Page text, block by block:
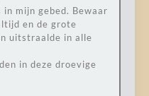
mijn gebed. Bewaar
en de grote
uitstraalde in alle
in deze droevige